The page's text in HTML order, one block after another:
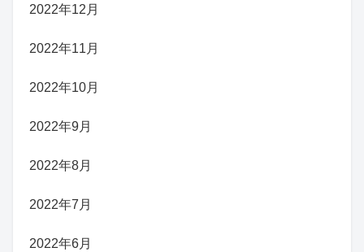
2022年12月
2022年11月
2022年10月
2022年9月
2022年8月
2022年7月
2022年6月